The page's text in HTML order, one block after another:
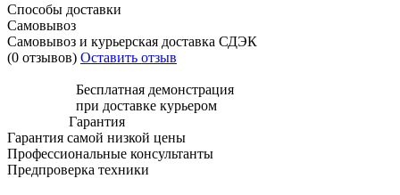
Способы доставки
Самовывоз
Самовывоз и курьерская доставка СДЭК
(0 отзывов) Оставить отзыв
Бесплатная демонстрация
при доставке курьером
Гарантия
Гарантия самой низкой цены
Профессиональные консультанты
Предпроверка техники